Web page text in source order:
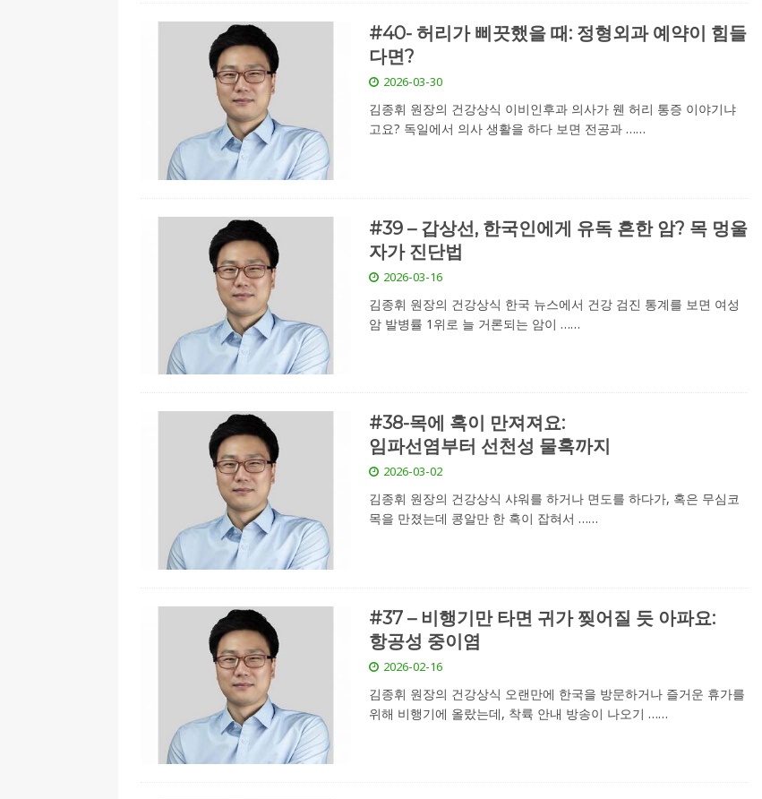
#40- 허리가 삐끗했을 때: 정형외과 예약이 힘들
다면?
2026-03-30
김종휘 원장의 건강상식 이비인후과 의사가 웬 허리 통증 이야기냐
고요? 독일에서 의사 생활을 하다 보면 전공과 ……
#39 – 갑상선, 한국인에게 유독 흔한 암? 목 멍울
자가 진단법
2026-03-16
김종휘 원장의 건강상식 한국 뉴스에서 건강 검진 통계를 보면 여성
암 발병률 1위로 늘 거론되는 암이 ……
#38-목에 혹이 만져져요:
임파선염부터 선천성 물혹까지
2026-03-02
김종휘 원장의 건강상식 샤워를 하거나 면도를 하다가, 혹은 무심코
목을 만졌는데 콩알만 한 혹이 잡혀서 ……
#37 – 비행기만 타면 귀가 찢어질 듯 아파요:
항공성 중이염
2026-02-16
김종휘 원장의 건강상식 오랜만에 한국을 방문하거나 즐거운 휴가를
위해 비행기에 올랐는데, 착륙 안내 방송이 나오기 ……